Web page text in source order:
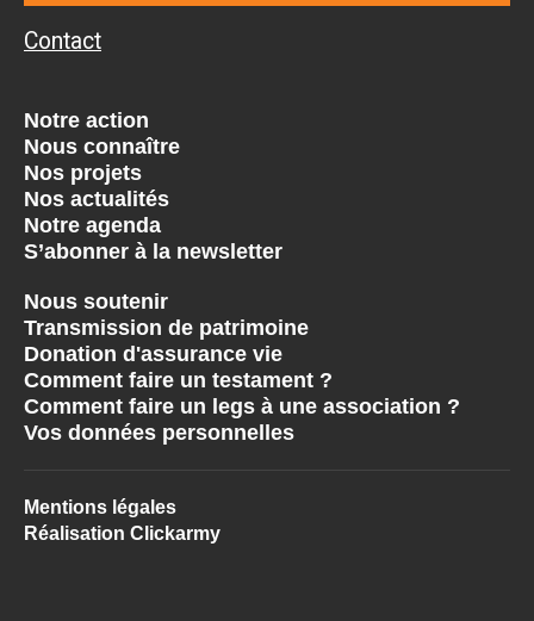
Contact
Notre action
Nous connaître
Nos projets
Nos actualités
Notre agenda
S’abonner à la newsletter
Nous soutenir
Transmission de patrimoine
Donation d'assurance vie
Comment faire un testament ?
Comment faire un legs à une association ?
Vos données personnelles
Mentions légales
Réalisation Clickarmy